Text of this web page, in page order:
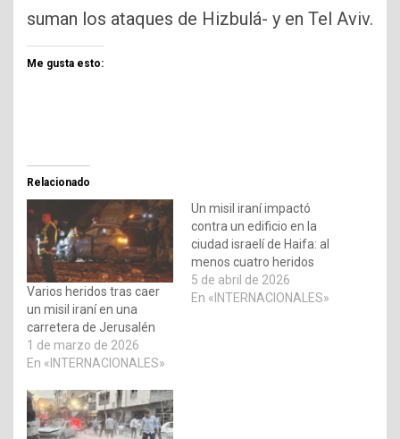
suman los ataques de Hizbulá- y en Tel Aviv.
Me gusta esto:
Relacionado
Varios heridos tras caer
un misil iraní en una
carretera de Jerusalén
1 de marzo de 2026
En «INTERNACIONALES»
Un misil iraní impactó
contra un edificio en la
ciudad israelí de Haifa: al
menos cuatro heridos
5 de abril de 2026
En «INTERNACIONALES»